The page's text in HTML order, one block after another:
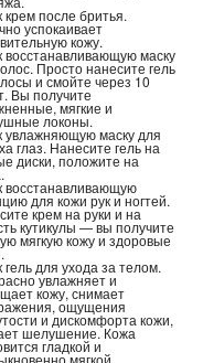
крем после бритья.
успокаивает
кожу.
восстанавливающую маску
Просто нанесите гель
и смойте через 10
Вы получите
мягкие и
локоны.
увлажняющую маску для
глаз. Нанесите гель на
диски, положите на
восстанавливающую
для кожи рук и ногтей.
крем на руки и на
кутикулы — вы получите
мягкую кожу и здоровые
гель для ухода за телом.
увлажняет и
кожу, снимает
ощущения
и дискомфорта кожи,
шелушение. Кожа
гладкой и
мягкой.